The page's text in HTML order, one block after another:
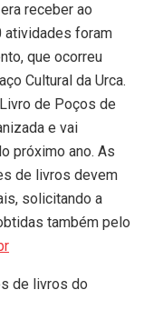
receber ao
atividades foram
que ocorreu
Cultural da Urca.
de Poços de
e vai
próximo ano. As
de livros devem
solicitando a
também pelo
de livros do